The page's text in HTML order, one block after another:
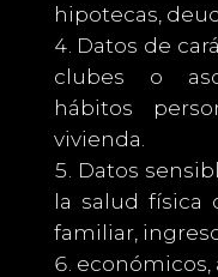
hipotecas,
Datos de
clubes o
hábitos
vivienda.
Datos
la salud física
familiar,
económicos,